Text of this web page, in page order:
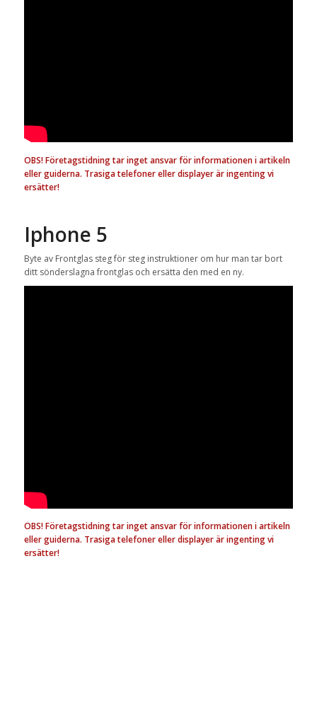
OBS! Företagstidning tar inget ansvar för informationen i artikeln
eller guiderna. Trasiga telefoner eller displayer är ingenting vi
ersätter!
Iphone 5
Byte av Frontglas steg för steg instruktioner om hur man tar bort
ditt sönderslagna frontglas och ersätta den med en ny.
OBS! Företagstidning tar inget ansvar för informationen i artikeln
eller guiderna. Trasiga telefoner eller displayer är ingenting vi
ersätter!